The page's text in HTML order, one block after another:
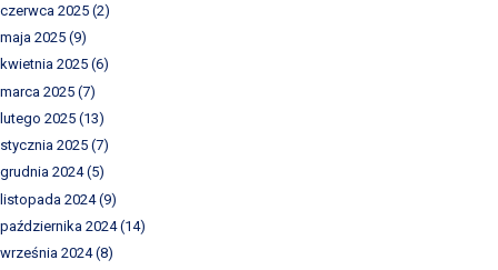
czerwca 2025 (2)
maja 2025 (9)
kwietnia 2025 (6)
marca 2025 (7)
lutego 2025 (13)
stycznia 2025 (7)
grudnia 2024(5)
listopada 2024(9)
października 2024(14)
września 2024(8)